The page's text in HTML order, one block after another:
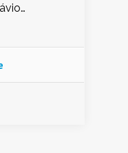
Peixoto,